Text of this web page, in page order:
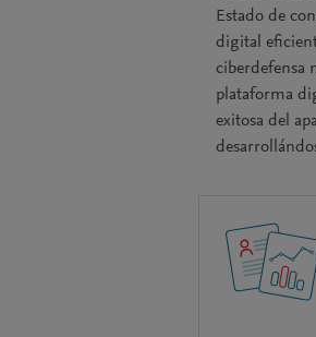
Estado de
digital
ciberdefensa
plataforma
exitosa del